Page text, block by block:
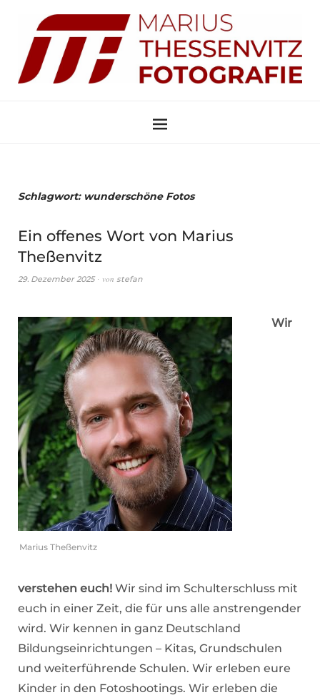
Schlagwort: wunderschöne Fotos
Ein offenes Wort von Marius
Theßenvitz
29. Dezember 2025 von stefan
Marius Theßenvitz
Wir
verstehen euch! Wir sind im Schulterschluss mit
euch in einer Zeit, die für uns alle anstrengender
wird. Wir kennen in ganz Deutschland
Bildungseinrichtungen – Kitas, Grundschulen
und weiterführende Schulen. Wir erleben eure
Kinder in den Fotoshootings. Wir erleben die